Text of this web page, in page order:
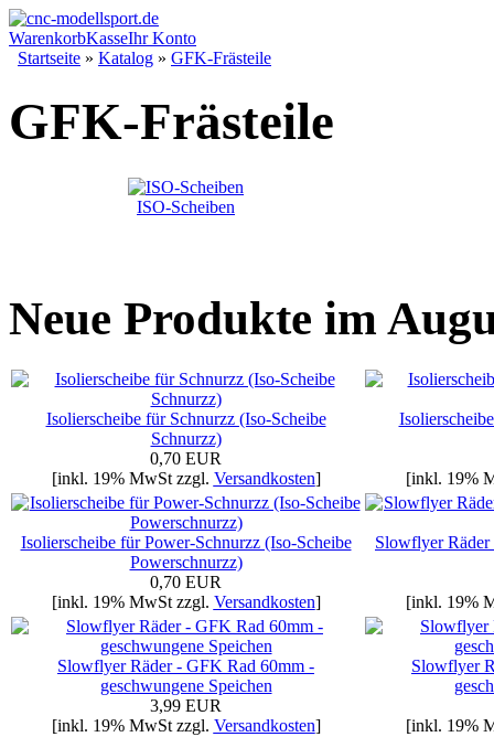
WarenkorbKasseIhr Konto
Startseite » Katalog » GFK-Frästeile
GFK-Frästeile
ISO-Scheiben
Neue Produkte im
Isolierscheibe für Schnurzz (Iso-Scheibe
Schnurzz)
0,70 EUR
[inkl. 19% MwSt zzgl. Versandkosten] [inkl. 19%
Isolierscheibe für Power-Schnurzz (Iso-Scheibe
Powerschnurzz)
0,70 EUR
[inkl. 19% MwSt zzgl. Versandkosten]
Slowflyer
[inkl. 19%
Slowflyer Räder - GFK Rad 60mm -
geschwungene Speichen
3,99 EUR
[inkl. 19% MwSt zzgl. Versandkosten]
Slowflyer
[inkl. 19%